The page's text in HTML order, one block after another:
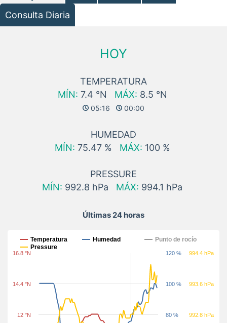
Consulta Diaria
HOY
TEMPERATURA
MÍN: 7.4 °N MÁX: 8.5 °N
05:16 00:00
HUMEDAD
MÍN: 75.47 % MÁX: 100 %
PRESSURE
MÍN: 992.8 hPa MÁX: 994.1 hPa
Últimas 24 horas
Últimas 24 horas
Temperatura Humedad
Punto de rocío
Pressure
12 °N
14.4 °N
16.8 °N
80 %
100 %
120 %
992.8 hPa
993.6 hPa
994.4 hPa